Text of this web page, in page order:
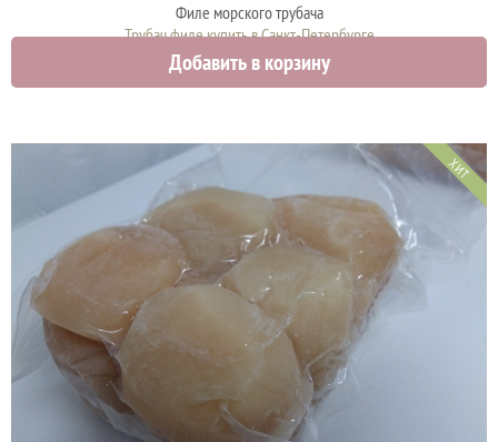
Филе морского трубача
Трубач филе купить в Санкт-Петербурге
1980 руб.
Добавить в корзину
ХИТ